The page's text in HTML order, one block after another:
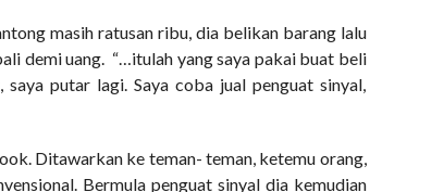
masih ratusan ribu, dia belikan barang lalu
demi uang. “…itulah yang saya pakai buat beli
putar lagi. Saya coba jual penguat sinyal,
Ditawarkan ke teman- teman, ketemu orang,
Bermula penguat sinyal dia kemudian